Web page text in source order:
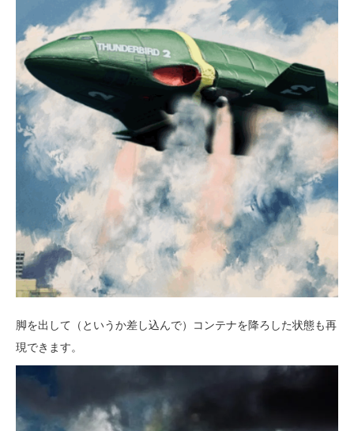
脚を出して（というか差し込んで）コンテナを降ろした状態も再
現できます。